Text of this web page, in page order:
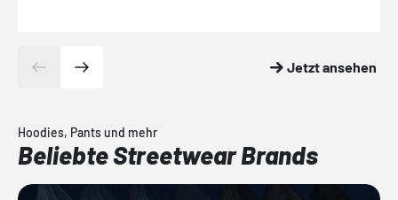
Jetzt ansehen
Hoodies, Pants und mehr
Beliebte Streetwear Brands